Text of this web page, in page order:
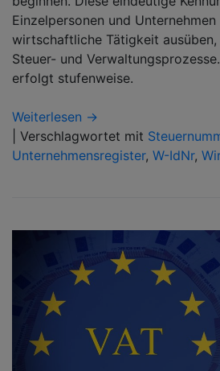
Einzelpersonen und
wirtschaftliche Tätigkeit
Steuer- und
erfolgt stufenweise.
Weiterlesen →
Verschlagwortet mit
Unternehmensregister, W-IdNr,